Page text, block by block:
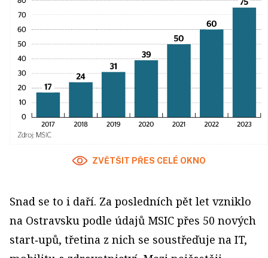
ZVĚTŠIT PŘES CELÉ OKNO
Snad se to i daří. Za posledních pět let vzniklo
na Ostrav­sku podle údajů MSIC přes 50 nových
start‑upů, třetina z nich se soustřeďuje na IT,